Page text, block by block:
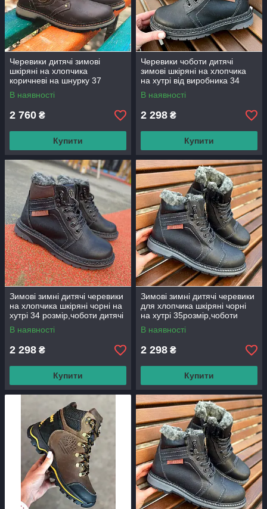
Черевики дитячі зимові
шкіряні на хлопчика
коричневі на шнурку 37
розмір
В наявності
2 760 ₴
Купити
Черевики чоботи дитячі
зимові шкіряні на хлопчика
на хутрі від виробника 34
розмір,чоботи дитячі зимні
шкіряні для хлопчика
В наявності
2 298 ₴
Купити
Зимові зимні дитячі черевики
на хлопчика шкіряні чорні на
хутрі 34 розмір,чоботи дитячі
зимні шкіряні для хлопчика
В наявності
2 298 ₴
Купити
Зимові зимні дитячі черевики
для хлопчика шкіряні чорні
на хутрі 35розмір,чоботи
дитячі зимні шкіряні для
хлопчика
В наявності
2 298 ₴
Купити